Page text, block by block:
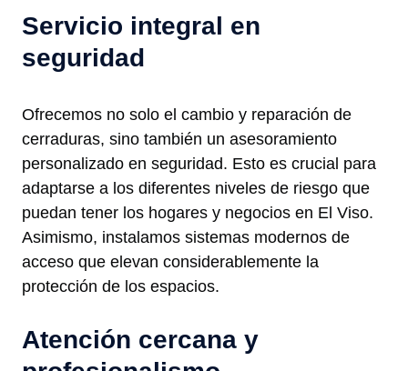
Servicio integral en
seguridad
Ofrecemos no solo el cambio y reparación de
cerraduras, sino también un asesoramiento
personalizado en seguridad. Esto es crucial para
adaptarse a los diferentes niveles de riesgo que
puedan tener los hogares y negocios en El Viso.
Asimismo, instalamos sistemas modernos de
acceso que elevan considerablemente la
protección de los espacios.
Atención cercana y